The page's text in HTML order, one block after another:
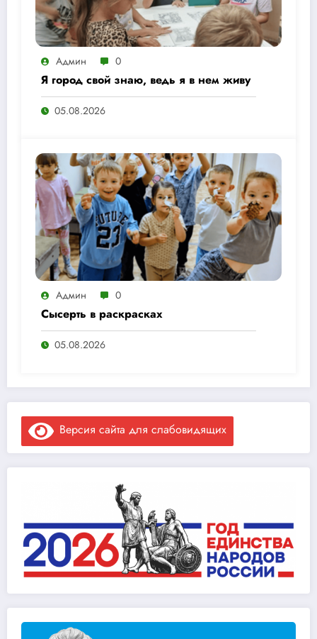
Админ 0
Я город свой знаю, ведь я в нем живу
05.08.2026
Админ 0
Сысерть в раскрасках
05.08.2026
Версия сайта для слабовидящих